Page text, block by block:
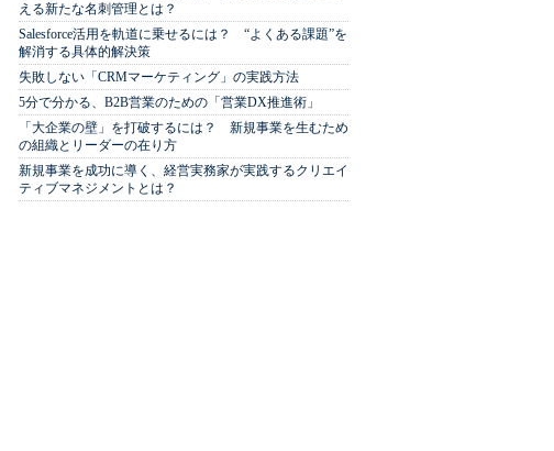
える新たな名刺管理とは？
Salesforce活用を軌道に乗せるには？ “よくある課題”を
解消する具体的解決策
失敗しない「CRMマーケティング」の実践方法
5分で分かる、B2B営業のための「営業DX推進術」
「大企業の壁」を打破するには？ 新規事業を生むため
の組織とリーダーの在り方
新規事業を成功に導く、経営実務家が実践するクリエイ
ティブマネジメントとは？